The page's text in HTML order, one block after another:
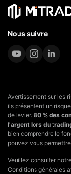
Nous suivre
Avertissement sur les
ils présentent un
de levier. 80 % des
l'argent lors du
bien comprendre le
pouvez vous
Veuillez consulter
Conditions générales